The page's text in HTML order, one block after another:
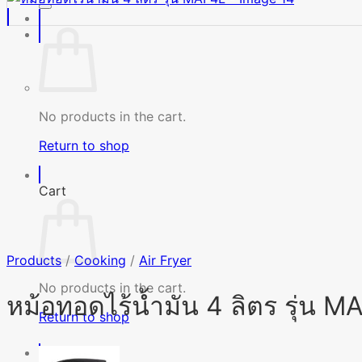
No products in the cart.
Return to shop
Cart
No products in the cart.
Return to shop
Products / Cooking / Air Fryer
หม้อทอดไร้น้ำมัน 4 ลิตร รุ่น